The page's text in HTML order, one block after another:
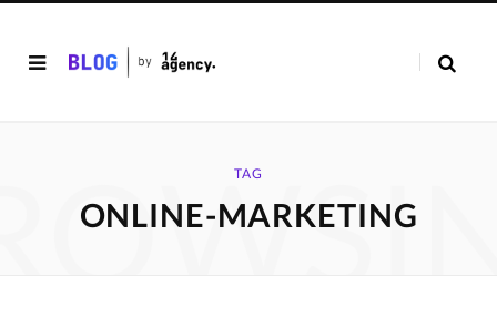
TAG
ONLINE-MARKETING